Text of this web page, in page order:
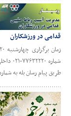
قدامی در ورزشکاران
طریق پیام رسان بله به شماره